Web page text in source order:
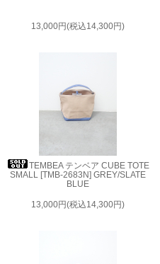
13,000円(税込14,300円)
TEMBEA テンベア CUBE TOTE
SMALL [TMB-2683N] GREY/SLATE
BLUE
13,000円(税込14,300円)